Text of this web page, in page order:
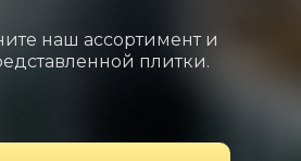
наш ассортимент и
плитки.